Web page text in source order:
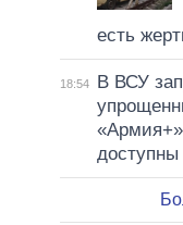
есть
18:54
В ВСУ
доступны